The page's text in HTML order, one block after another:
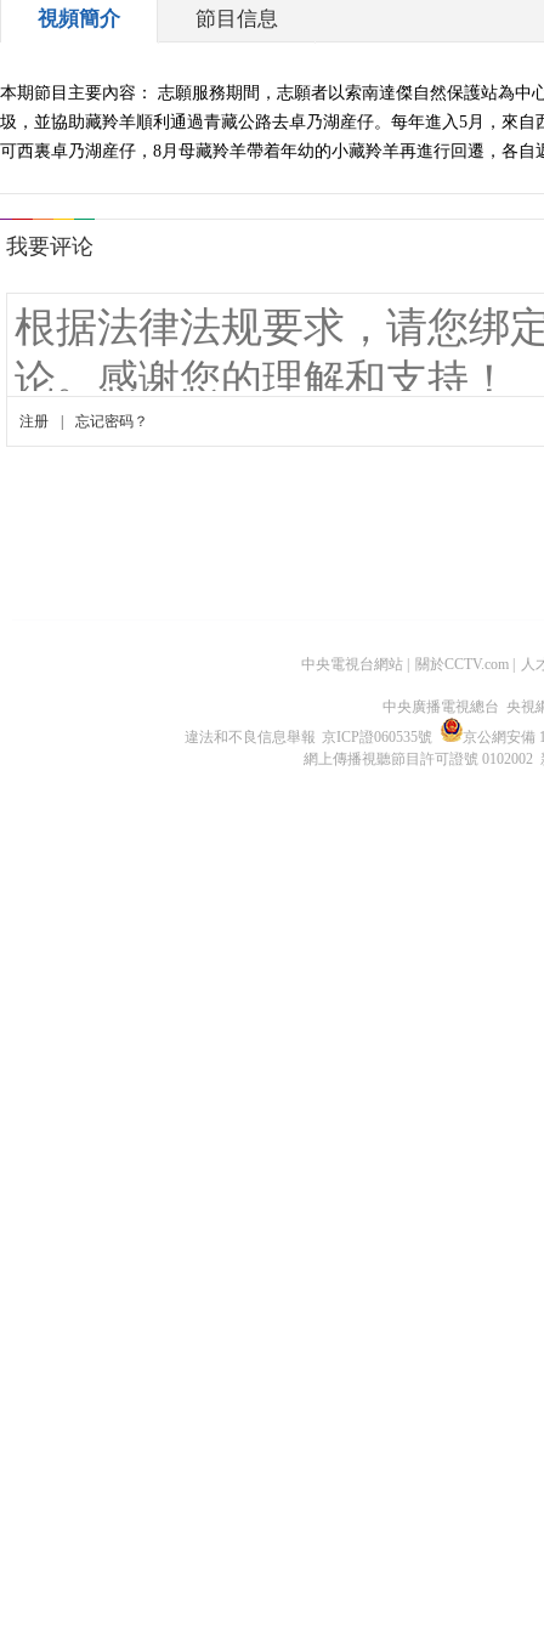
視頻簡介 節目信息
本期節目主要內容： 志願服務期間，志願者以索南達傑自然保護站為
圾，並協助藏羚羊順利通過青藏公路去卓乃湖産仔。每年進入5月，來
可西裏卓乃湖産仔，8月母藏羚羊帶着年幼的小藏羚羊再進行回遷，各
中央電視台網站 關於CCTV.com 人
中央廣播電視總台 央視
違法和不良信息舉報 京ICP證060535號
京公網安備
網上傳播視聽節目許可證號 0102002